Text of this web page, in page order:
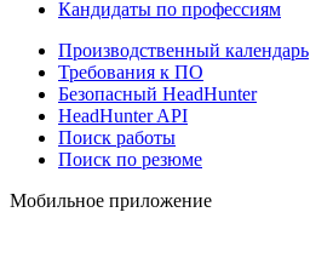
Кандидаты по профессиям
Производственный календарь
Требования к ПО
Безопасный HeadHunter
HeadHunter API
Поиск работы
Поиск по резюме
Мобильное приложение